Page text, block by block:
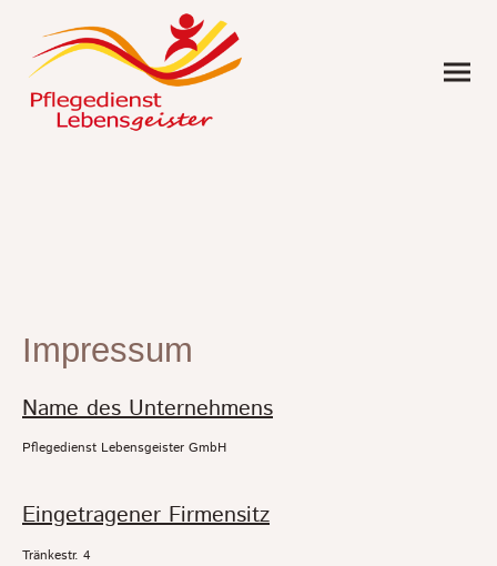
Impressum
Name des Unternehmens
Pflegedienst Lebensgeister GmbH
Eingetragener Firmensitz
Tränkestr. 4